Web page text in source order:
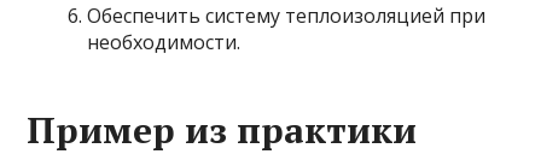
Обеспечить систему теплоизоляцией при
необходимости.
Пример из практики